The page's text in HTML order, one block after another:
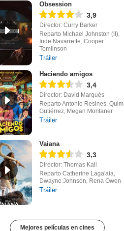
Obsession
3,9
Director: Curry Barker
Reparto Michael Johnston (II),
Inde Navarrette, Cooper
Tomlinson
Tráiler
Haciendo amigos
3,4
Director: David Marqués
Reparto Antonio Resines, Quim
Gutiérrez, Megan Montaner
Tráiler
Vaiana
3,3
Director: Thomas Kail
Reparto Catherine Laga'aia,
Dwayne Johnson, Rena Owen
Tráiler
Mejores películas en cines